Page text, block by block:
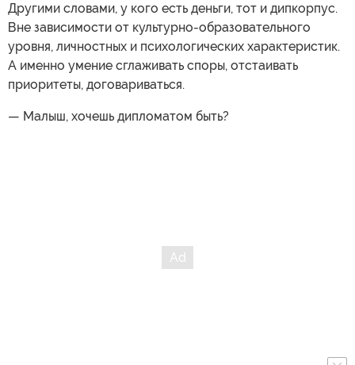
Другими словами, у кого есть деньги, тот и дипкорпус.
Вне зависимости от культурно-образовательного
уровня, личностных и психологических характеристик.
А именно умение сглаживать споры, отстаивать
приоритеты, договариваться.
— Малыш, хочешь дипломатом быть?